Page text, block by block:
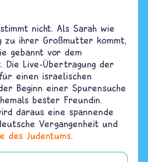
nicht. Als Sarah wie
zu ihrer Großmutter kommt,
gebannt vor dem
Die Live-Übertragung der
einen israelischen
Beginn einer Spurensuche
bester Freundin.
daraus eine spannende
Vergangenheit und
des Judentums.